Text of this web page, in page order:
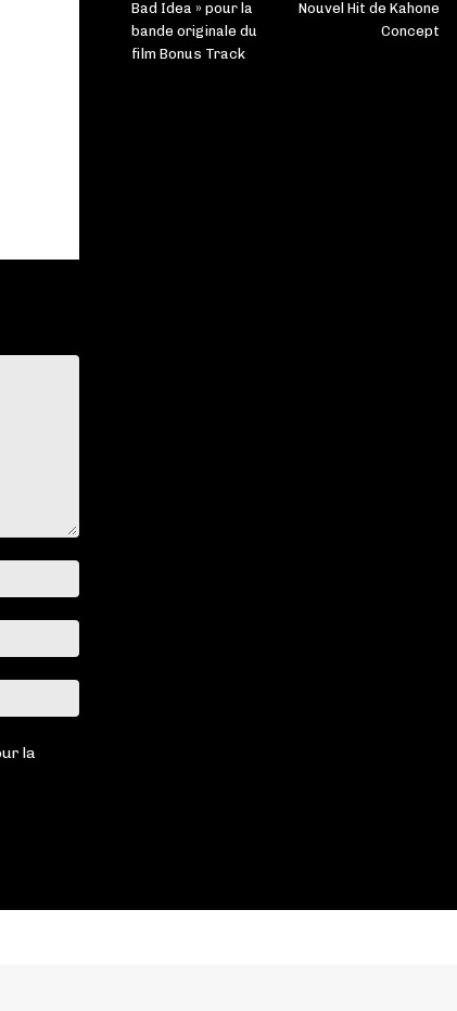
:*
:*
:
la
Bad Idea » pour la
bande originale du
film Bonus Track
Nouvel Hit de Kahone
Concept